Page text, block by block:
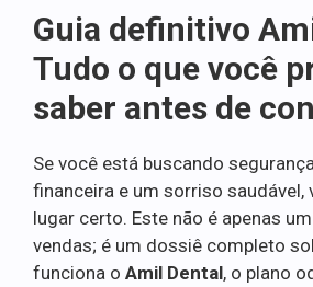
Guia definitivo
Tudo o que você
saber antes de
Se você está buscando
financeira e um sorriso saudável,
lugar certo. Este não é apenas
vendas; é um dossiê completo
funciona o Amil Dental, o plano